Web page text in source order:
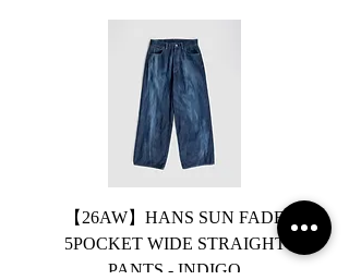
【26AW】HANS SUN FADE
5POCKET WIDE STRAIGHT
PANTS - INDIGO
【